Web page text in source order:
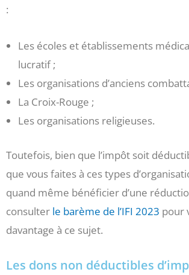
:
Les écoles et établissements
lucratif ;
Les organisations d’anciens
La Croix-Rouge ;
Les organisations religieuses.
Toutefois, bien que l’impôt soit
que vous faites à ces types
quand même bénéficier d’une
consulter le barème de l’IFI 2023 pour
davantage à ce sujet.
Les dons non déductibles